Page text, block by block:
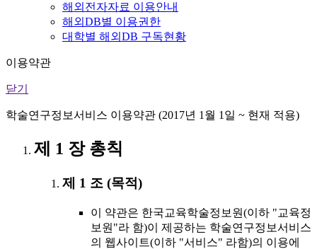
해외전자자료 이용안내
해외DB별 이용권한
대학별 해외DB 구독현황
이용약관
닫기
학술연구정보서비스 이용약관 (2017년 1월 1일 ~ 현재 적용)
제 1 장 총칙
제 1 조 (목적)
이 약관은 한국교육학술정보원(이하 "교육정
보원"라 함)이 제공하는 학술연구정보서비스
의 웹사이트(이하 "서비스" 라함)의 이용에